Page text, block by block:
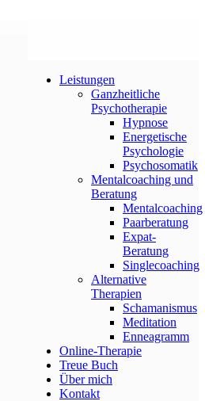
Leistungen
Ganzheitliche
Psychotherapie
Hypnose
Energetische
Psychologie
Psychosomatik
Mentalcoaching und
Beratung
Mentalcoaching
Paarberatung
Expat-
Beratung
Singlecoaching
Alternative
Therapien
Schamanismus
Meditation
Enneagramm
Online-Therapie
Treue Buch
Über mich
Kontakt